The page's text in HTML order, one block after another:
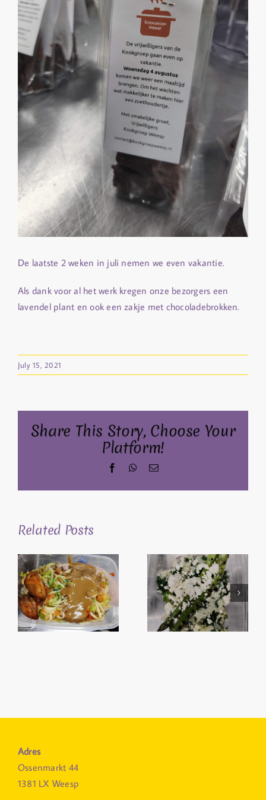
De laatste 2 weken in juli nemen we even vakantie.
Als dank voor al het werk kregen onze bezorgers een
lavendel plant en ook een zakje met chocoladebrokken.
July 15, 2021
Share This Story, Choose Your
Platform!
FacebookWhatsApp
Email
Related Posts
Adres
Ossenmarkt 44
1381 LX Weesp